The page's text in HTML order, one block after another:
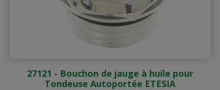
27121 - Bouchon de jauge à huile pour
Tondeuse Autoportée ETESIA